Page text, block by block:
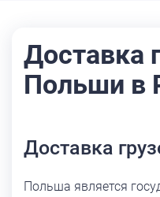
Доставка
Польши в
Доставка
Польша является